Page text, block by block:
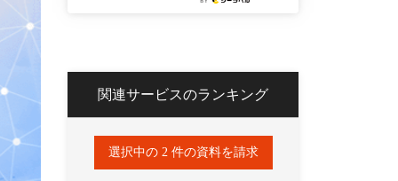
関連サービスのランキング
選択中の 2 件の資料を請求